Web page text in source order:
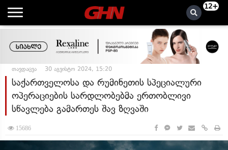
12+
თავდაცვა 30 აგვისტო 2024, 15:20
საქართველოსა და რუმინეთის სპეციალური
ოპერაციების სარდლობებმა ერთობლივი
სწავლება გამართეს შავ ზღვაში
15686